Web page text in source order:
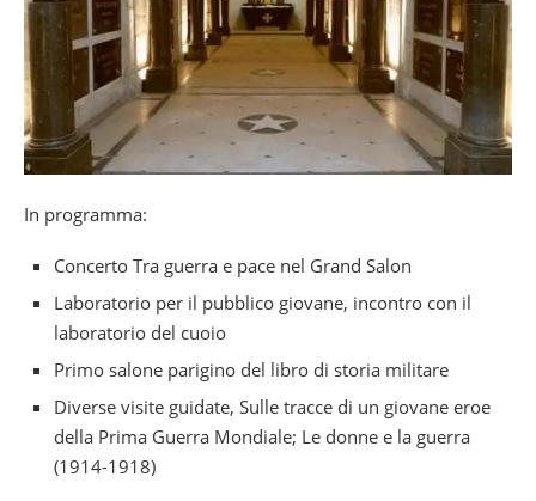
In programma:
Concerto Tra guerra e pace nel Grand Salon
Laboratorio per il pubblico giovane, incontro con il
laboratorio del cuoio
Primo salone parigino del libro di storia militare
Diverse visite guidate, Sulle tracce di un giovane eroe
della Prima Guerra Mondiale; Le donne e la guerra
(1914-1918)